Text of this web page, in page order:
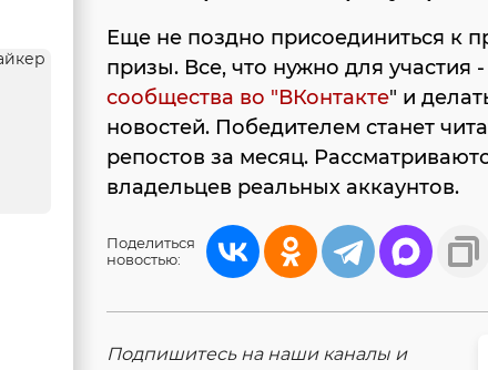
Еще не поздно присоединиться к
призы. Все, что нужно для участия
сообщества во "ВКонтакте" и
новостей. Победителем станет
репостов за месяц.
владельцев реальных аккаунтов.
Поделиться
новостью:
Подпишитесь на наши каналы и